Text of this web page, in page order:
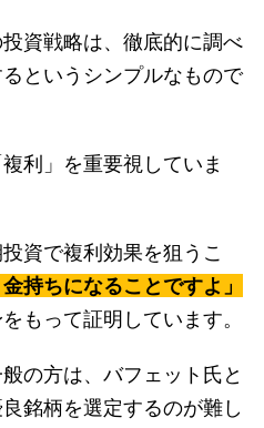
資戦略は、徹底的に調べ
というシンプルなもので
利」を重要視していま
資で複利効果を狙うこ
金持ちになることですよ」
もって証明しています。
の方は、バフェット氏と
銘柄を選定するのが難し